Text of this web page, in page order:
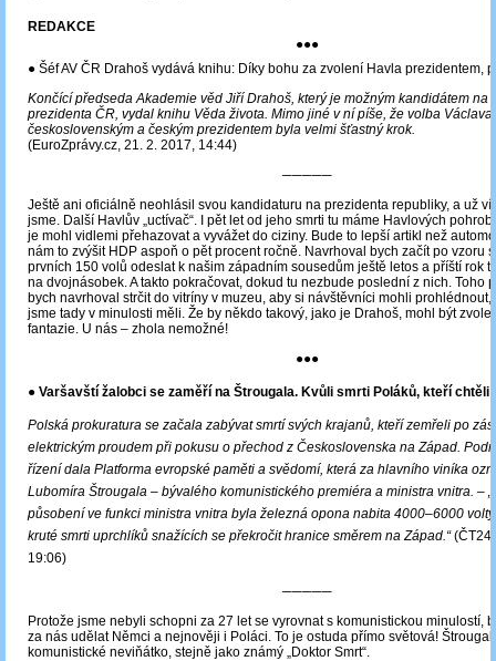
REDAKCE
●●●
● Šéf AV ČR Drahoš vydává knihu: Díky bohu za zvolení Havla prezidentem,
Končící předseda Akademie věd Jiří Drahoš, který je možným kandidátem na
prezidenta ČR, vydal knihu Věda života. Mimo jiné v ní píše, že volba Václava
československým a českým prezidentem byla velmi šťastný krok.
(EuroZprávy.cz, 21. 2. 2017, 14:44)
─────
Ještě ani oficiálně neohlásil svou kandidaturu na prezidenta republiky, a už
jsme. Další Havlův „uctívač“. I pět let od jeho smrti tu máme Havlových
je mohl vidlemi přehazovat a vyvážet do ciziny. Bude to lepší artikl než
nám to zvýšit HDP aspoň o pět procent ročně. Navrhoval bych začít po vzoru
prvních 150 volů odeslat k našim západním sousedům ještě letos a příští rok
na dvojnásobek. A takto pokračovat, dokud tu nezbude poslední z nich. Toho
bych navrhoval strčit do vitríny v muzeu, aby si návštěvníci mohli prohlédnout,
jsme tady v minulosti měli. Že by někdo takový, jako je Drahoš, mohl být
fantazie. U nás – zhola nemožné!
●●●
● Varšavští žalobci se zaměří na Štrougala. Kvůli smrti Poláků, kteří chtěli
Polská prokuratura se začala zabývat smrtí svých krajanů, kteří zemřeli po
elektrickým proudem při pokusu o přechod z Československa na Západ.
řízení dala Platforma evropské paměti a svědomí, která za hlavního viníka
Lubomíra Štrougala – bývalého komunistického premiéra a ministra vnitra. ‒
působení ve funkci ministra vnitra byla železná opona nabita 4000–6000
kruté smrti uprchlíků snažících se překročit hranice směrem na Západ.“(ČT24,
19:06)
─────
Protože jsme nebyli schopni za 27 let se vyrovnat s komunistickou minulostí,
za nás udělat Němci a nejnověji i Poláci. To je ostuda přímo světová! Štrougal
komunistické neviňátko, stejně jako známý „Doktor Smrt“.